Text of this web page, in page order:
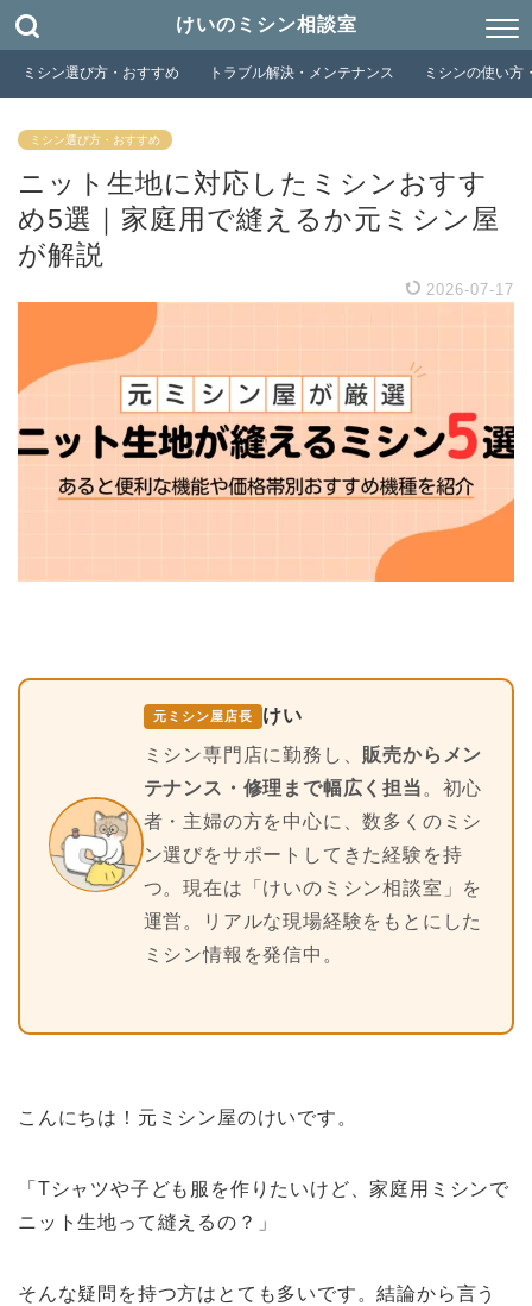
けいのミシン相談室
ミシン選び方・おすすめ トラブル解決・メンテナンス ミシンの使い方
ミシン選び方・おすすめ
ニット生地に対応したミシンおすす
め5選｜家庭用で縫えるか元ミシン屋
が解説
2026-07-17
元ミシン屋店長
けい
ミシン専門店に勤務し、 販売からメン
テナンス・修理まで幅広く担当 。初心
者・主婦の方を中心に、数多くのミシ
ン選びをサポートしてきた経験を持
つ。現在は「けいのミシン相談室」を
運営。リアルな現場経験をもとにした
ミシン情報を発信中。
こんにちは！元ミシン屋のけいです。
「Tシャツや子ども服を作りたいけど、家庭用ミシンで
ニット生地って縫えるの？」
そんな疑問を持つ方はとても多いです。結論から言う